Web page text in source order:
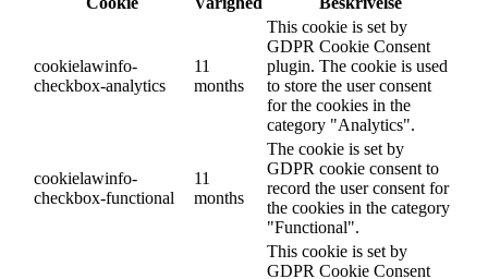
cookielawinfo-
checkbox-analytics
11
months
This cookie is set by
GDPR Cookie Consent
plugin. The cookie is used
to store the user consent
for the cookies in the
category "Analytics".
cookielawinfo-
checkbox-functional
11
months
The cookie is set by
GDPR cookie consent to
record the user consent for
the cookies in the category
"Functional".
This cookie is set by
GDPR Cookie Consent